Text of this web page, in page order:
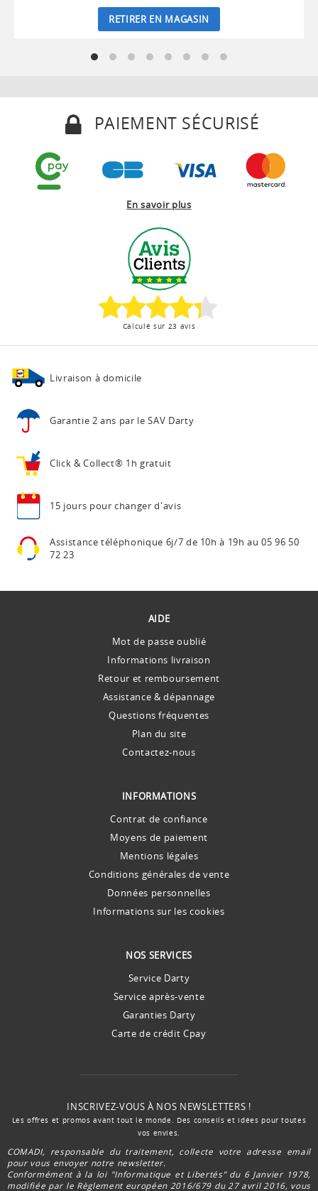
RETIRER EN MAGASIN
PAIEMENT SÉCURISÉ
En savoir plus
Calculé sur 23 avis
Livraison à domicile
Garantie 2 ans par le SAV Darty
Click & Collect® 1h gratuit
15 jours pour changer d'avis
Assistance téléphonique 6j/7 de 10h à 19h au 05 96 50
72 23
AIDE
Mot de passe oublié
Informations livraison
Retour et remboursement
Assistance & dépannage
Questions fréquentes
Plan du site
Contactez-nous
INFORMATIONS
Contrat de confiance
Moyens de paiement
Mentions légales
Conditions générales de vente
Données personnelles
Informations sur les cookies
NOS SERVICES
Service Darty
Service après-vente
Garanties Darty
Carte de crédit Cpay
INSCRIVEZ-VOUS À NOS NEWSLETTERS !
Les offres et promos avant tout le monde. Des conseils et idées pour toutes
vos envies.
COMADI, responsable du traitement, collecte votre adresse email
pour vous envoyer notre newsletter.
Conformément à la loi "Informatique et Libertés” du 6 Janvier 1978,
modifiée par le Règlement européen 2016/679 du 27 avril 2016, vous